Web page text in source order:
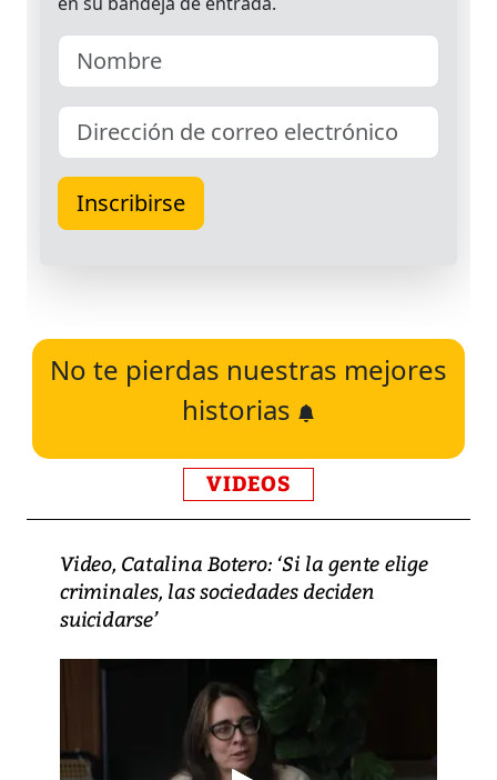
No te pierdas nuestras mejores
historias
VIDEOS
Video, Catalina Botero: ‘Si la gente elige
criminales, las sociedades deciden
suicidarse’